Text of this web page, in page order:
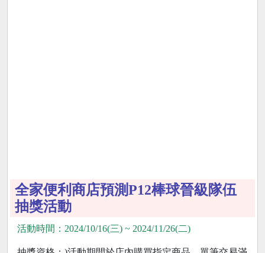
全家便利商店預測P12棒球晉級隊伍
抽獎活動
活動時間：2024/10/16(三) ~ 2024/11/26(二)